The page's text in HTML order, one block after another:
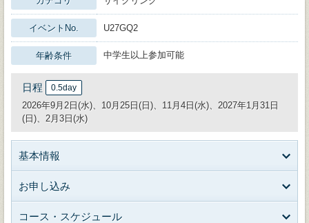
イベントNo. U27GQ2
年齢条件 中学生以上参加可能
日程 0.5day
2026年9月2日(水)、10月25日(日)、11月4日(水)、2027年1月31日
(日)、2月3日(水)
基本情報
お申し込み
コース・スケジュール